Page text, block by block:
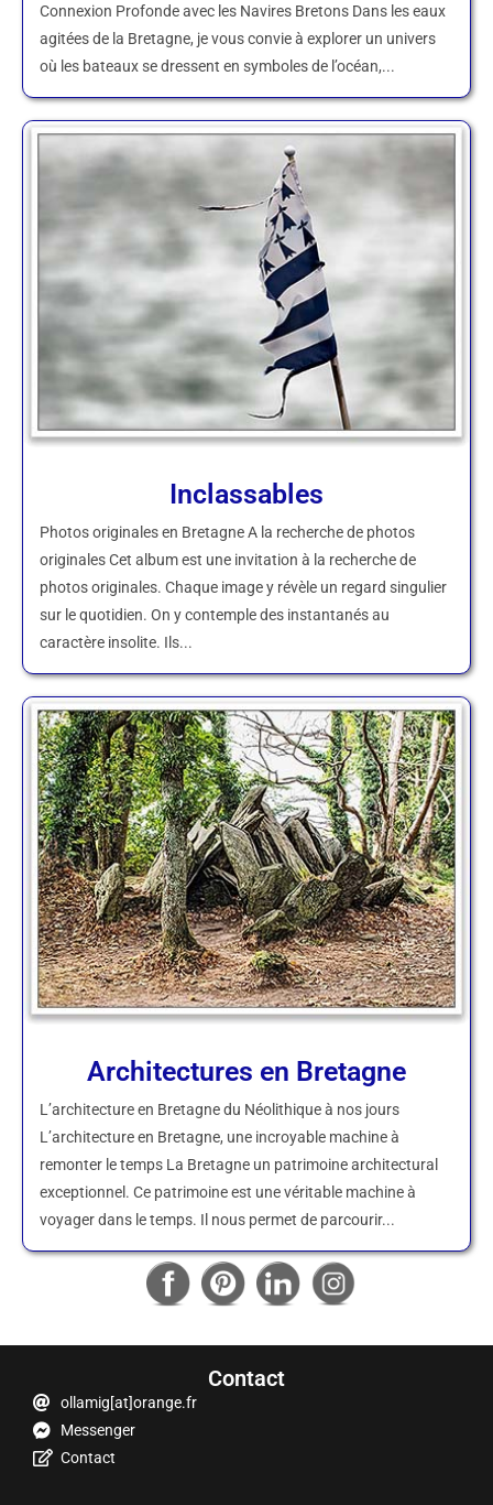
Connexion Profonde avec les Navires Bretons Dans les eaux
agitées de la Bretagne, je vous convie à explorer un univers
où les bateaux se dressent en symboles de l’océan,...
Inclassables
Photos originales en Bretagne A la recherche de photos
originales Cet album est une invitation à la recherche de
photos originales. Chaque image y révèle un regard singulier
sur le quotidien. On y contemple des instantanés au
caractère insolite. Ils...
Architectures en Bretagne
L’architecture en Bretagne du Néolithique à nos jours
L’architecture en Bretagne, une incroyable machine à
remonter le temps La Bretagne un patrimoine architectural
exceptionnel. Ce patrimoine est une véritable machine à
voyager dans le temps. Il nous permet de parcourir...
Contact
ollamig[at]orange.fr
Messenger
Contact